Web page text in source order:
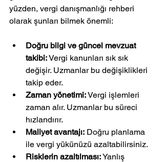
yüzden, vergi danışmanlığı rehberi
olarak şunları bilmek önemli:
Doğru bilgi ve güncel mevzuat
takibi: Vergi kanunları sık sık
değişir. Uzmanlar bu değişiklikleri
takip eder.
Zaman yönetimi: Vergi işlemleri
zaman alır. Uzmanlar bu süreci
hızlandırır.
Maliyet avantajı: Doğru planlama
ile vergi yükünüzü azaltabilirsiniz.
Risklerin azaltılması: Yanlış